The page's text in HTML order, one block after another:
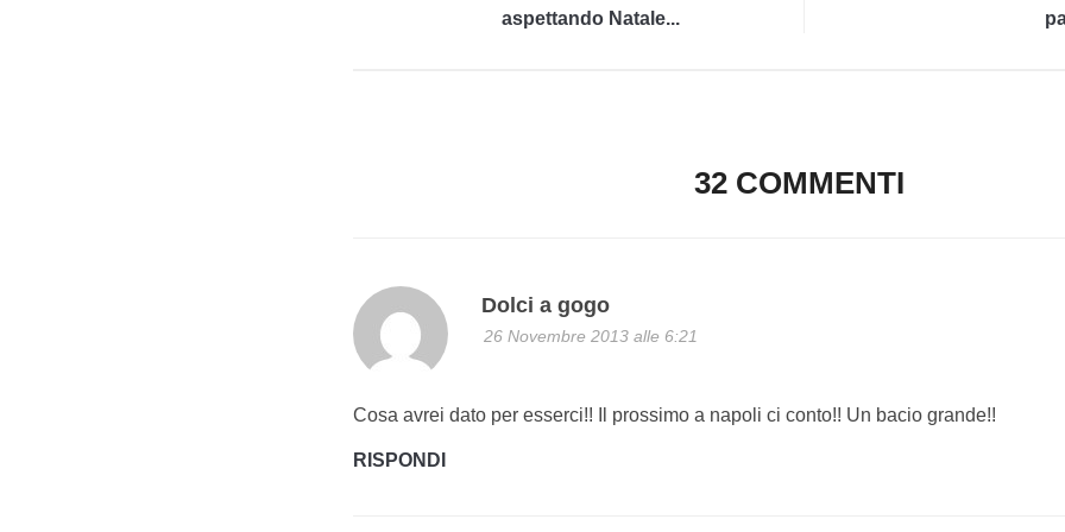
aspettando Natale...
32 COMMENTI
Dolci a gogo
26 Novembre 2013 alle 6:21
Cosa avrei dato per esserci!! Il prossimo a napoli ci conto!! Un bacio grande!!
RISPONDI